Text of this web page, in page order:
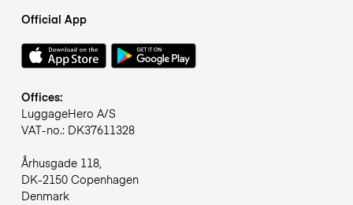
Official App
Offices:
LuggageHero A/S
VAT-no.: DK37611328
Århusgade 118,
DK-2150 Copenhagen
Denmark